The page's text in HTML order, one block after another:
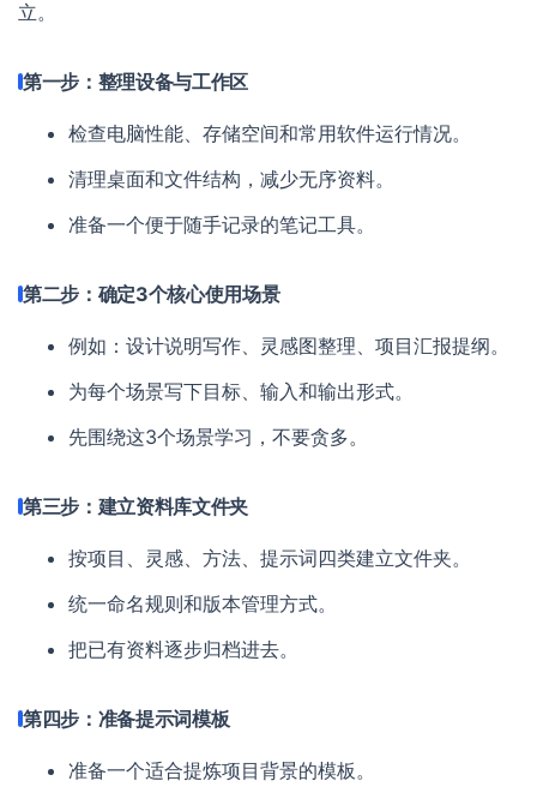
立。
第一步：整理设备与工作区
检查电脑性能、存储空间和常用软件运行情况。
清理桌面和文件结构，减少无序资料。
准备一个便于随手记录的笔记工具。
第二步：确定3个核心使用场景
例如：设计说明写作、灵感图整理、项目汇报提纲。
为每个场景写下目标、输入和输出形式。
先围绕这3个场景学习，不要贪多。
第三步：建立资料库文件夹
按项目、灵感、方法、提示词四类建立文件夹。
统一命名规则和版本管理方式。
把已有资料逐步归档进去。
第四步：准备提示词模板
准备一个适合提炼项目背景的模板。